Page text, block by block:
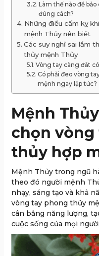
Làm thế nào để
đúng cách?
Những điều cấm kỵ
mệnh Thủy nên biết
Các suy nghĩ sai lầm
thủy mệnh Thủy
Vòng tay càng đắt
Có phải đeo vòng
mệnh ngay lập tức?
Mệnh
chọn
thủy hợp
Mệnh Thủy trong ngũ
theo đó người mệnh
nhạy, sáng tạo và khả
vòng tay phong thủy
cân bằng năng lượng,
cuộc sống của mọi